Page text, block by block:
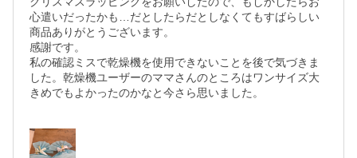
心遣いだったかも…だとしたらだとしなくてもすばらしい
商品ありがとうございます。
感謝です。
私の確認ミスで乾燥機を使用できないことを後で気づきま
した。乾燥機ユーザーのママさんのところはワンサイズ大
きめでもよかったのかなと今さら思いました。